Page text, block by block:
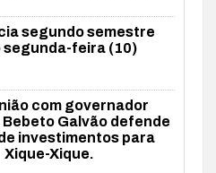
segundo semestre
segunda-feira (10)
com governador
Galvão defende
investimentos para
Xique-Xique.